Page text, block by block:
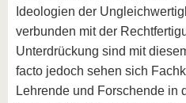
Ideologien der
verbunden mit der
Unterdrückung sind mit
facto jedoch sehen sich
Lehrende und Forschende in